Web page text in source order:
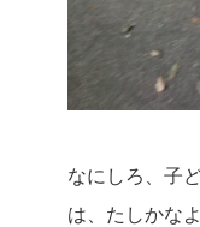
なにしろ、子
は、たしかな